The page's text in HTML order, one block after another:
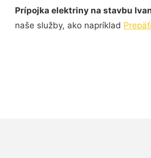
Prípojka elektriny na stavbu
naše služby, ako napríklad